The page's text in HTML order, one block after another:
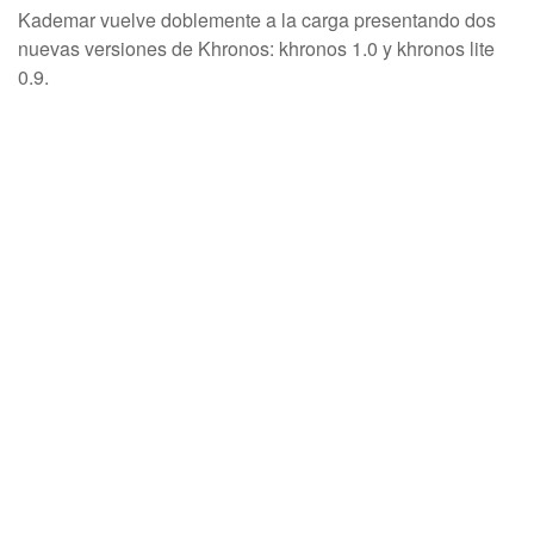
Kademar vuelve doblemente a la carga presentando dos
nuevas versiones de Khronos: khronos 1.0 y khronos lite
0.9.